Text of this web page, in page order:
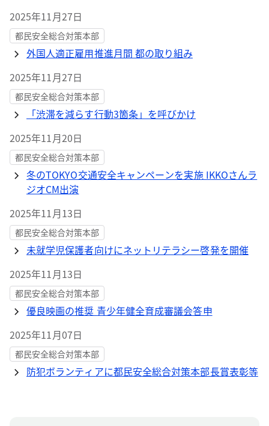
2025年11月27日
都民安全総合対策本部
外国人適正雇用推進月間 都の取り組み
2025年11月27日
都民安全総合対策本部
「渋滞を減らす行動3箇条」を呼びかけ
2025年11月20日
都民安全総合対策本部
冬のTOKYO交通安全キャンペーンを実施 IKKOさんラ
ジオCM出演
2025年11月13日
都民安全総合対策本部
未就学児保護者向けにネットリテラシー啓発を開催
2025年11月13日
都民安全総合対策本部
優良映画の推奨 青少年健全育成審議会答申
2025年11月07日
都民安全総合対策本部
防犯ボランティアに都民安全総合対策本部長賞表彰等